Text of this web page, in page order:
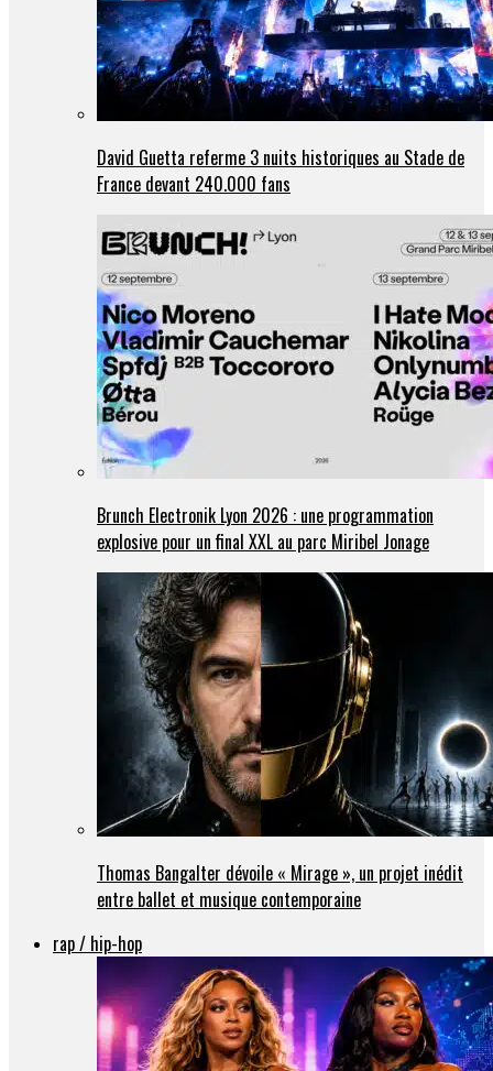
David Guetta referme 3 nuits historiques au Stade de
France devant 240.000 fans
Brunch Electronik Lyon 2026 : une programmation
explosive pour un final XXL au parc Miribel Jonage
Thomas Bangalter dévoile « Mirage », un projet inédit
entre ballet et musique contemporaine
rap / hip-hop